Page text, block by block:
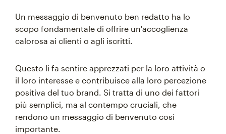
Un messaggio di benvenuto ben redatto ha lo
scopo fondamentale di offrire un'accoglienza
calorosa ai clienti o agli iscritti.
Questo li fa sentire apprezzati per la loro attività o
il loro interesse e contribuisce alla loro percezione
positiva del tuo brand. Si tratta di uno dei fattori
più semplici, ma al contempo cruciali, che
rendono un messaggio di benvenuto così
importante.